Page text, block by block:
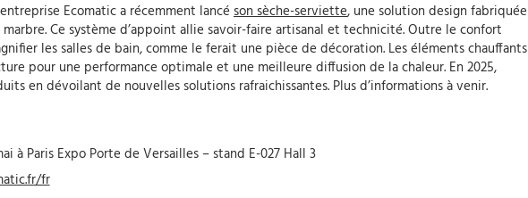
Ecomatic a récemment lancé son sèche-serviette, une solution design fabriquée
Ce système d’appoint allie savoir-faire artisanal et technicité. Outre le confort
les salles de bain, comme le ferait une pièce de décoration. Les éléments chauffants
pour une performance optimale et une meilleure diffusion de la chaleur. En 2025,
en dévoilant de nouvelles solutions rafraichissantes. Plus d’informations à venir.
à Paris Expo Porte de Versailles – stand E-027 Hall 3
fr